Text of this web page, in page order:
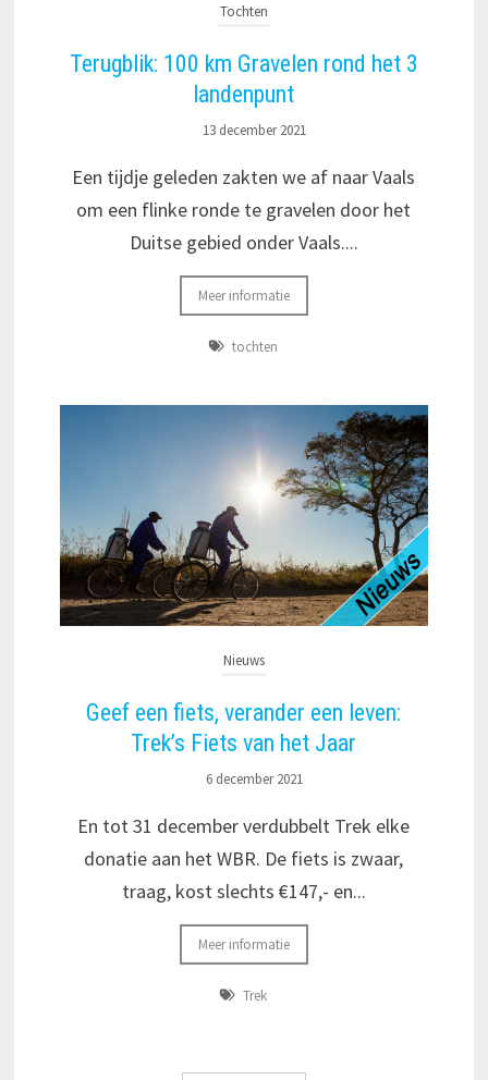
Tochten
Terugblik: 100 km Gravelen rond het 3
landenpunt
13 december 2021
Een tijdje geleden zakten we af naar Vaals
om een flinke ronde te gravelen door het
Duitse gebied onder Vaals....
Meer informatie
tochten
Nieuws
Geef een fiets, verander een leven:
Trek’s Fiets van het Jaar
6 december 2021
En tot 31 december verdubbelt Trek elke
donatie aan het WBR. De fiets is zwaar,
traag, kost slechts €147,- en...
Meer informatie
Trek